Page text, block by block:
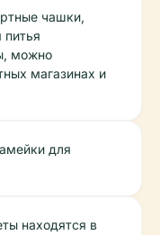
чашки,
питья
можно
магазинах и
для
находятся в